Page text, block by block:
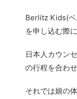
Berlitz Kids(ベ
を申し込む際
日本人カウン
の行程を合わ
それでは娘の